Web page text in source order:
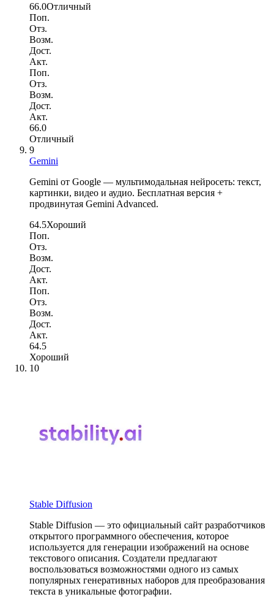
66.0Отличный
Поп.
Отз.
Возм.
Дост.
Акт.
Поп.
Отз.
Возм.
Дост.
Акт.
66.0
Отличный
9
Gemini
Gemini от Google — мультимодальная нейросеть: текст,
картинки, видео и аудио. Бесплатная версия +
продвинутая Gemini Advanced.
64.5Хороший
Поп.
Отз.
Возм.
Дост.
Акт.
Поп.
Отз.
Возм.
Дост.
Акт.
64.5
Хороший
10
Stable Diffusion
Stable Diffusion — это официальный сайт разработчиков
открытого программного обеспечения, которое
используется для генерации изображений на основе
текстового описания. Создатели предлагают
воспользоваться возможностями одного из самых
популярных генеративных наборов для преобразования
текста в уникальные фотографии.